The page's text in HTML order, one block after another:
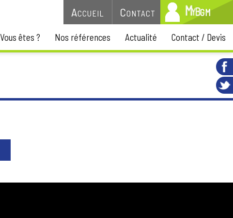
Accueil Contact MyBGM
Vous êtes ? Nos références Actualité Contact / Devis
constructions, moyennant, en tout ou partie, la remise au